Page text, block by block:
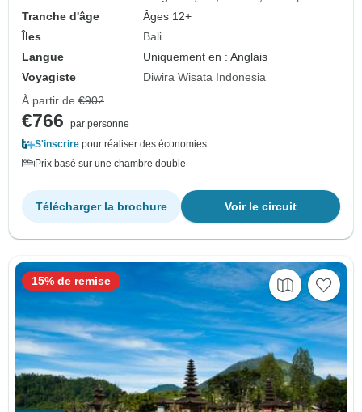
Tranche d'âge
Âges 12+
Îles
Bali
Langue
Uniquement en : Anglais
Voyagiste
Diwira Wisata Indonesia
À partir de €902
€766
par personne
S'inscrire pour réaliser des économies
Prix basé sur une chambre double
Voir le circuit
Télécharger la brochure
15% de remise